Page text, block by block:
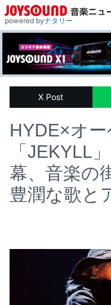
powered byナタリー
X Post
HYDE×オ
「JEKYLL
幕、音楽の
豊潤な歌と